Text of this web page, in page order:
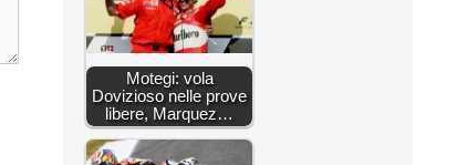
Motegi: vola
Dovizioso nelle prove
libere, Marquez…